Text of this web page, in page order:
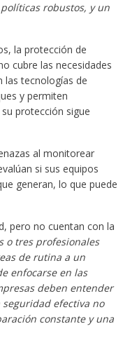
robustos, y un
la protección de
cubre las necesidades
las tecnologías de
y permiten
protección sigue
al monitorear
si sus equipos
generan, lo que puede
pero no cuentan con la
o tres profesionales
de rutina a un
enfocarse en las
deben entender
efectiva no
constante y una